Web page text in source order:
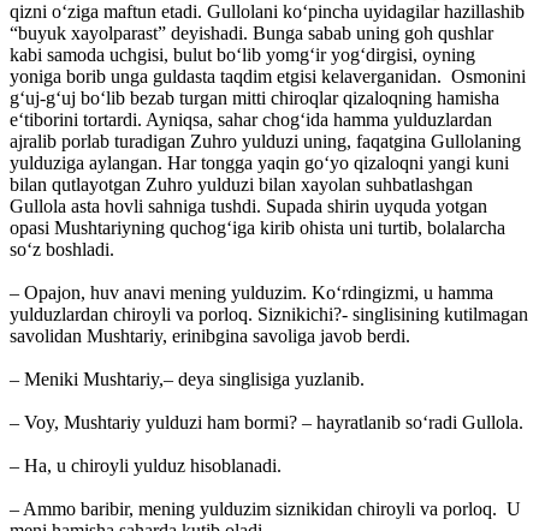
qizni o‘ziga maftun etadi. Gullolani ko‘pincha uyidagilar hazillashib
“buyuk xayolparast” deyishadi. Bunga sabab uning goh qushlar
kabi samoda uchgisi, bulut bo‘lib yomg‘ir yog‘dirgisi, oyning
yoniga borib unga guldasta taqdim etgisi kelaverganidan. Osmonini
g‘uj-g‘uj bo‘lib bezab turgan mitti chiroqlar qizaloqning hamisha
e‘tiborini tortardi. Ayniqsa, sahar chog‘ida hamma yulduzlardan
ajralib porlab turadigan Zuhro yulduzi uning, faqatgina Gullolaning
yulduziga aylangan. Har tongga yaqin go‘yo qizaloqni yangi kuni
bilan qutlayotgan Zuhro yulduzi bilan xayolan suhbatlashgan
Gullola asta hovli sahniga tushdi. Supada shirin uyquda yotgan
opasi Mushtariyning quchog‘iga kirib ohista uni turtib, bolalarcha
so‘z boshladi.
– Opajon, huv anavi mening yulduzim. Ko‘rdingizmi, u hamma
yulduzlardan chiroyli va porloq. Siznikichi?- singlisining kutilmagan
savolidan Mushtariy, erinibgina savoliga javob berdi.
– Meniki Mushtariy,– deya singlisiga yuzlanib.
– Voy, Mushtariy yulduzi ham bormi? – hayratlanib so‘radi Gullola.
– Ha, u chiroyli yulduz hisoblanadi.
– Ammo baribir, mening yulduzim siznikidan chiroyli va porloq. U